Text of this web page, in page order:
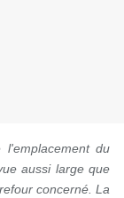
du
aussi large que
concerné. La